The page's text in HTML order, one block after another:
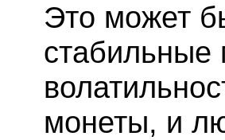
Это может
монеты, и